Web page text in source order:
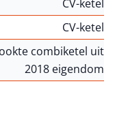
CV-ketel
CV-ketel
combiketel uit
2018 eigendom